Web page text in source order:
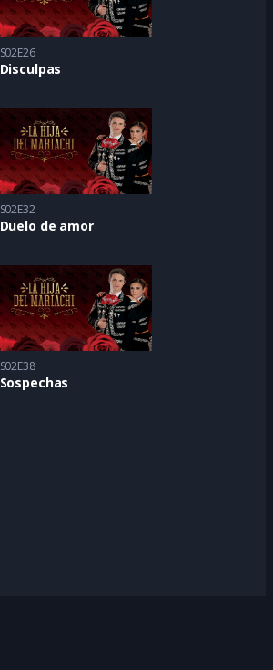
S02E26
Disculpas
S02E32
Duelo de amor
S02E38
Sospechas